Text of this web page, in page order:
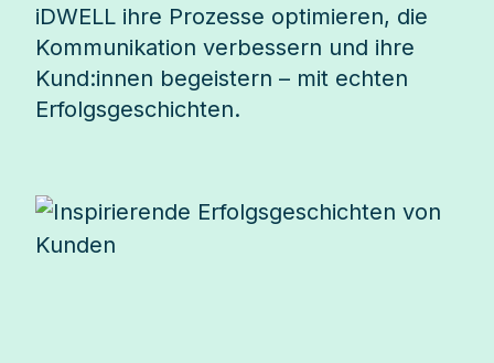
iDWELL ihre Prozesse optimieren, die
Kommunikation verbessern und ihre
Kund:innen begeistern – mit echten
Erfolgsgeschichten.